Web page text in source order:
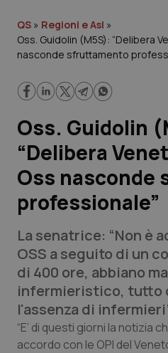
Governo e Parlamento
Regioni e Asl
Lavoro e Professioni
Scienza e Farmaci
Studi e Analisi
Lettere al direttore
Edizioni Regionali
QS Pro
Professionisti Sanitari.AI
QS » Regioni e Asl »
Oss. Guidolin (M5S): “Delibera
nasconde sfruttamento
Oss. Guidolin
“Delibera
Oss nasconde
professionale”
La senatrice: “Non è
OSS a seguito di un
di 400 ore, abbiano
infermieristico, tutto
l'assenza di
“E’ di questi giorni la notizia
accordo con le OPI del